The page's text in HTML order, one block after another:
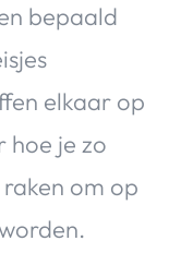
Huis & Tuin
bepaald
elkaar op
hoe je zo
raken om op